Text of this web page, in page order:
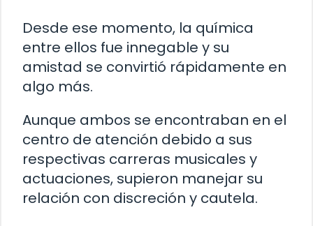
Desde ese momento, la química
entre ellos fue innegable y su
amistad se convirtió rápidamente en
algo más.
Aunque ambos se encontraban en el
centro de atención debido a sus
respectivas carreras musicales y
actuaciones, supieron manejar su
relación con discreción y cautela.